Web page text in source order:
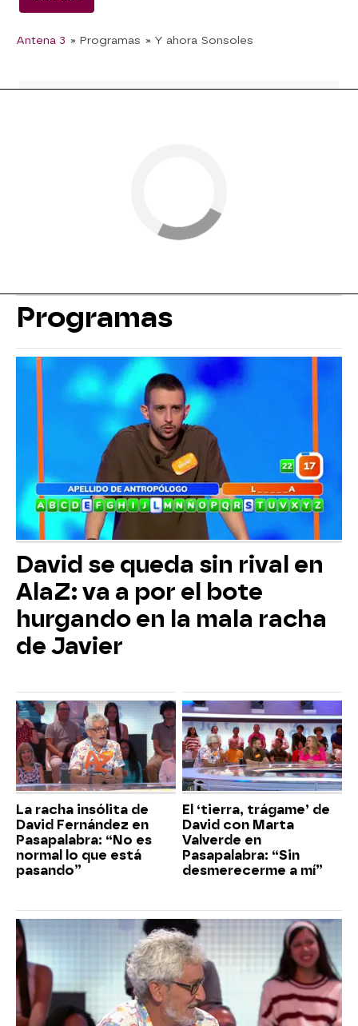
Antena 3 » Programas » Y ahora Sonsoles
Programas
David se queda sin rival en
AlaZ: va a por el bote
hurgando en la mala racha
de Javier
La racha insólita de
David Fernández en
Pasapalabra: “No es
normal lo que está
pasando”
El ‘tierra, trágame’ de
David con Marta
Valverde en
Pasapalabra: “Sin
desmerecerme a mí”